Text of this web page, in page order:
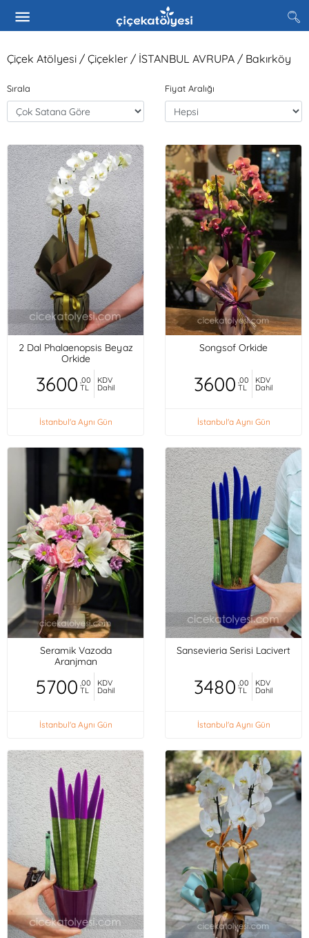
Çiçek Atölyesi / Çiçekler / İSTANBUL AVRUPA / Bakırköy
Sırala Fiyat Aralığı
2 Dal Phalaenopsis Beyaz
Orkide
3600 ,00
TL
KDV
Dahil
İstanbul'a Aynı Gün
Songsof Orkide
3600 ,00
TL
KDV
Dahil
İstanbul'a Aynı Gün
Seramik Vazoda
Aranjman
5700 ,00
TL
KDV
Dahil
İstanbul'a Aynı Gün
Sansevieria Serisi Lacivert
3480 ,00
TL
KDV
Dahil
İstanbul'a Aynı Gün